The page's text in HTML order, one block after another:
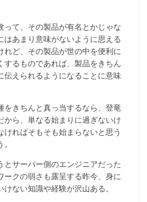
って、その製品が有名とかじゃな
はあまり意味がないように思える
れど、その製品が世の中を便利に
するものであれば、製品をきちん
伝えられるようになることに意味
をきちんと真っ当するなら、登竜
から、単なる始まりに過ぎないけ
ければそもそも始まらないと思う
とサーバー側のエンジニアだった
ークの弱さも露呈する昨今、身に
けない知識や経験が沢山ある。